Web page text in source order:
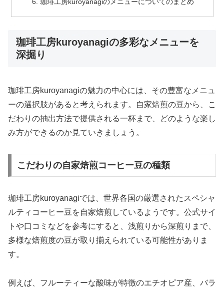
珈琲工房kuroyanagiのメニューについてのまとめ
珈琲工房kuroyanagiの多彩なメニューを
深掘り
珈琲工房kuroyanagiの魅力の中心には、その豊富なメニュ
ーの選択肢があると考えられます。自家焙煎の豆から、こ
だわりの抽出方法で提供される一杯まで、どのような楽し
み方ができるのか見ていきましょう。
こだわりの自家焙煎コーヒー豆の種類
珈琲工房kuroyanagiでは、世界各国の厳選されたスペシャ
ルティコーヒー豆を自家焙煎しているようです。公式サイ
トや口コミなどを参考にすると、浅煎りから深煎りまで、
多様な焙煎度の豆が取り揃えられている可能性がありま
す。
例えば、フルーティーな酸味が特徴のエチオピア産、バラ